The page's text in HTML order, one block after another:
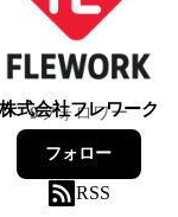
株式会社フレワーク
9フォロワー
フォロー
RSS